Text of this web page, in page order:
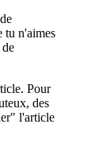
tu n'aimes
Pour
des
l'article